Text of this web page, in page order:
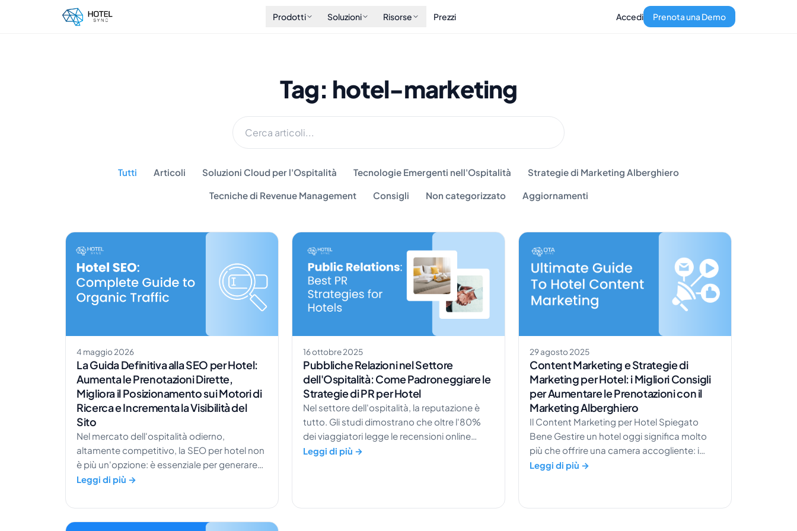
Prodotti Soluzioni Risorse Prezzi Accedi Prenota una Demo
Tag: hotel-marketing
Tutti Articoli Soluzioni Cloud per l'Ospitalità Tecnologie Emergenti nell'Ospitalità Strategie di Marketing Alberghiero
Tecniche di Revenue Management Consigli Non categorizzato Aggiornamenti
4 maggio 2026
La Guida Definitiva alla SEO per Hotel:
Aumenta le Prenotazioni Dirette,
Migliora il Posizionamento sui Motori di
Ricerca e Incrementa la Visibilità del
Sito
Nel mercato dell'ospitalità odierno,
altamente competitivo, la SEO per hotel non
è più un'opzione: è essenziale per generare
prenotazioni dirette e aumentare il traffico
sempre di più ai motori di ricerca per scoprire
e confrontare le sistemazioni, la visibilità
Leggi di più →
16 ottobre 2025
Pubbliche Relazioni nel Settore
dell'Ospitalità: Come Padroneggiare le
Strategie di PR per Hotel
Nel settore dell'ospitalità, la reputazione è
tutto. Gli studi dimostrano che oltre l'80%
dei viaggiatori legge le recensioni online
prima di prenotare un hotel. Questo significa
pubbliche relazioni negli hotel non è più
Leggi di più →
29 agosto 2025
Content Marketing e Strategie di
Marketing per Hotel: i Migliori Consigli
per Aumentare le Prenotazioni con il
Marketing Alberghiero
Il Content Marketing per Hotel Spiegato
Bene Gestire un hotel oggi significa molto
più che offrire una camera accogliente: i
viaggiatori si informano a lungo prima ancora
277 pagine web diverse prima di finalizzare un
Leggi di più →